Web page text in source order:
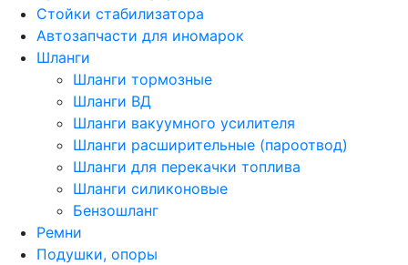
Стойки стабилизатора
Автозапчасти для иномарок
Шланги
Шланги тормозные
Шланги ВД
Шланги вакуумного усилителя
Шланги расширительные (пароотвод)
Шланги для перекачки топлива
Шланги силиконовые
Бензошланг
Ремни
Подушки, опоры